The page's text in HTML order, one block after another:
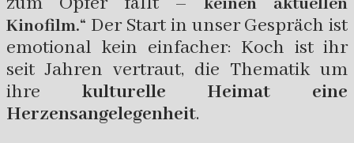
Kinofilm.“ Der Start in unser Gespräch ist
emotional kein einfacher: Koch ist ihr
seit Jahren vertraut, die Thematik um
ihre kulturelle Heimat eine
Herzensangelegenheit.